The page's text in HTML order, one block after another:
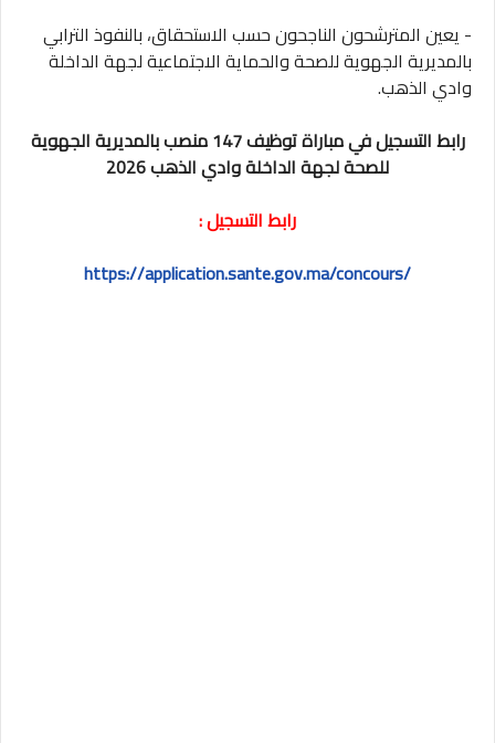
- يعين المترشحون الناجحون حسب الاستحقاق، بالنفوذ الترابي
بالمديرية الجهوية للصحة والحماية الاجتماعية لجهة الداخلة
وادي الذهب.
رابط التسجيل في مباراة توظيف 147 منصب بالمديرية الجهوية
للصحة لجهة الداخلة وادي الذهب 2026
رابط التسجيل :
https://application.sante.gov.ma/concours/